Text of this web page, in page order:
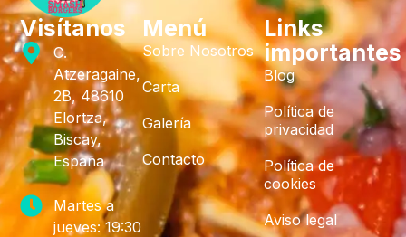
Visítanos
C.
Atzeragaine,
2B, 48610
Elortza,
Biscay,
España
Martes a
jueves: 19:30
Menú
Sobre Nosotros
Carta
Galería
Contacto
Links
importantes
Blog
Política de
privacidad
Política de
cookies
Aviso legal